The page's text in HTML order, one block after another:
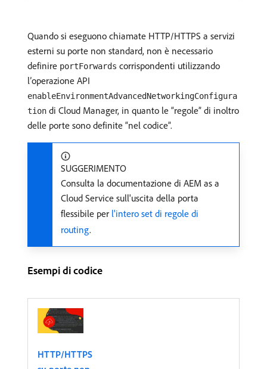
Quando si eseguono chiamate HTTP/HTTPS a servizi
esterni su porte non standard, non è necessario
definire portForwards corrispondenti utilizzando
l’operazione API
enableEnvironmentAdvancedNetworkingConfigura
tion di Cloud Manager, in quanto le “regole” di inoltro
delle porte sono definite “nel codice”.
SUGGERIMENTO
Consulta la documentazione di AEM as a
Cloud Service sull'uscita della porta
flessibile per l'intero set di regole di
routing.
Esempi di codice
HTTP/HTTPS